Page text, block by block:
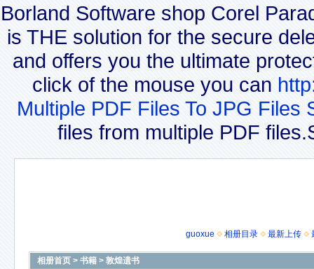
Borland Software shop Corel
is THE solution for the secure
and offers you the ultimate
click of the mouse you can
Multiple PDF Files To JPG Files
files from multiple PDF
guoxue 相册目录 最新上传
相册首页 > 书籍 > 敦煌遗书